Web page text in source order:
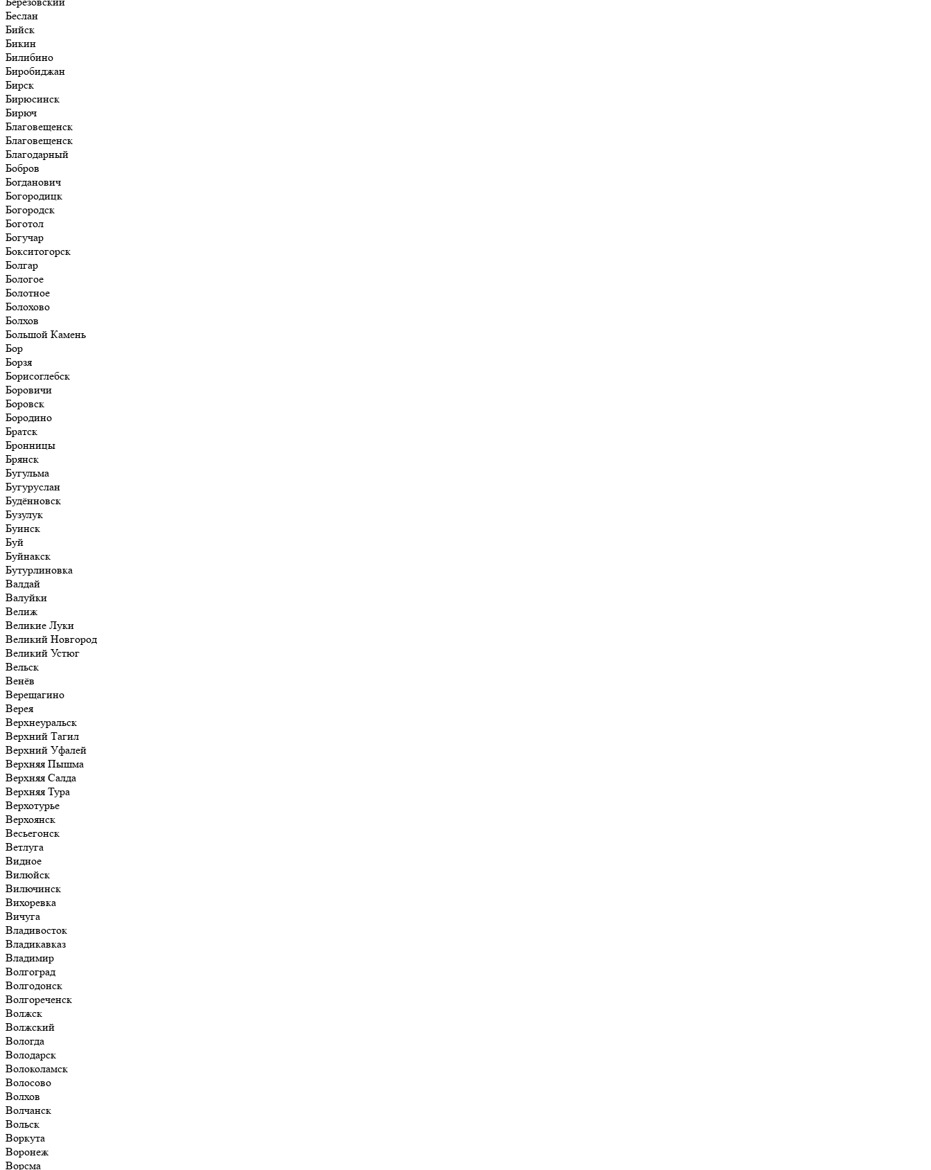
Беслан
Бийск
Бикин
Билибино
Биробиджан
Бирск
Бирюсинск
Бирюч
Благовещенск
Благовещенск
Благодарный
Бобров
Богданович
Богородицк
Богородск
Боготол
Богучар
Бокситогорск
Болгар
Бологое
Болотное
Болохово
Болхов
Большой Камень
Бор
Борзя
Борисоглебск
Боровичи
Боровск
Бородино
Братск
Бронницы
Брянск
Бугульма
Бугуруслан
Будённовск
Бузулук
Буинск
Буй
Буйнакск
Бутурлиновка
Валдай
Валуйки
Велиж
Великие Луки
Великий Новгород
Великий Устюг
Вельск
Венёв
Верещагино
Верея
Верхнеуральск
Верхний Тагил
Верхний Уфалей
Верхняя Пышма
Верхняя Салда
Верхняя Тура
Верхотурье
Верхоянск
Весьегонск
Ветлуга
Видное
Вилюйск
Вилючинск
Вихоревка
Вичуга
Владивосток
Владикавказ
Владимир
Волгоград
Волгодонск
Волгореченск
Волжск
Волжский
Вологда
Володарск
Волоколамск
Волосово
Волхов
Волчанск
Вольск
Воркута
Воронеж
Ворсма